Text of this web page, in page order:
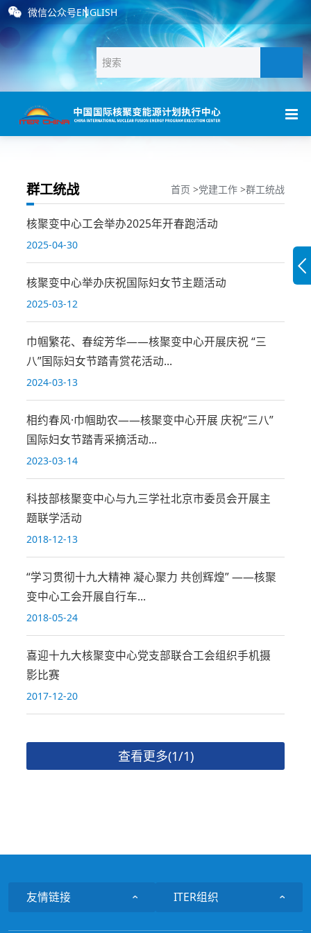
微信公众号ENGLISH
群工统战 首页 >党建工作>群工统战
核聚变中心工会举办2025年开春跑活动
2025-04-30
核聚变中心举办庆祝国际妇女节主题活动
2025-03-12
巾帼繁花、春绽芳华——核聚变中心开展庆祝 “三
八”国际妇女节踏青赏花活动...
2024-03-13
相约春风·巾帼助农——核聚变中心开展 庆祝“三八”
国际妇女节踏青采摘活动...
2023-03-14
科技部核聚变中心与九三学社北京市委员会开展主
题联学活动
2018-12-13
“学习贯彻十九大精神 凝心聚力 共创辉煌” ——核聚
变中心工会开展自行车...
2018-05-24
喜迎十九大核聚变中心党支部联合工会组织手机摄
影比赛
2017-12-20
查看更多(1/1)
友情链接 ITER组织